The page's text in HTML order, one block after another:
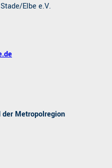
Elbe e.V.
der Metropolregion